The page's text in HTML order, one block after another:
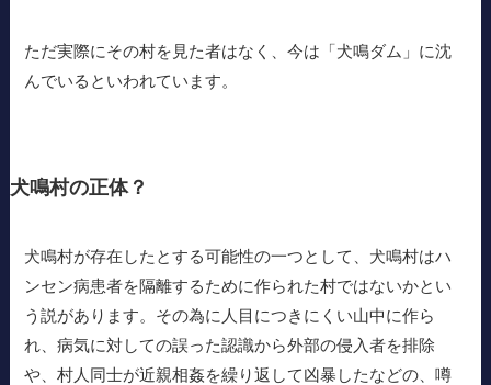
ただ実際にその村を見た者はなく、今は「犬鳴ダム」に沈
んでいるといわれています。
犬鳴村の正体？
犬鳴村が存在したとする可能性の一つとして、犬鳴村はハ
ンセン病患者を隔離するために作られた村ではないかとい
う説があります。その為に人目につきにくい山中に作ら
れ、病気に対しての誤った認識から外部の侵入者を排除
や、村人同士が近親相姦を繰り返して凶暴したなどの、噂